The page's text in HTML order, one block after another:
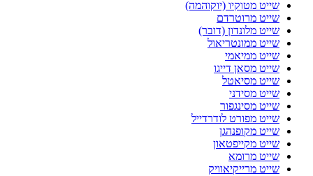
שייט מטוקיו (יוקוהמה)
שייט מרוטרדם
שייט מלונדון (דובר)
שייט ממונטריאול
שייט ממיאמי
שייט מסאן דייגו
שייט מסיאטל
שייט מסידני
שייט מסינגפור
שייט מפורט לודרדייל
שייט מקופנהגן
שייט מקייפטאון
שייט מרומא
שייט מרייקיאוויק